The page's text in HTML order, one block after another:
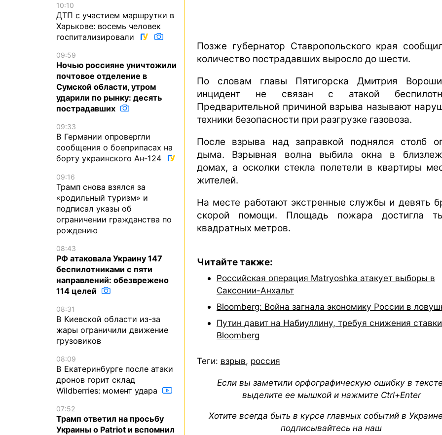
Позже губернатор Ставропольского края
количество пострадавших выросло до шести.
По словам главы Пятигорска Дмитрия
инцидент не связан с атакой
Предварительной причиной взрыва называют
техники безопасности при разгрузке газовоза.
После взрыва над заправкой поднялся столб
дыма. Взрывная волна выбила окна в
домах, а осколки стекла полетели в квартиры
жителей.
На месте работают экстренные службы и девять
скорой помощи. Площадь пожара достигла
квадратных метров.
Читайте также:
Российская операция Matryoshka атакует выборы в
Саксонии-Анхальт
Bloomberg: Война загнала экономику России в
Путин давит на Набиуллину, требуя снижения
Bloomberg
Теги: взрыв, россия
Если вы заметили орфографическую ошибку в
выделите ее мышкой и нажмите Ctrl+Enter
Хотите всегда быть в курсе главных событий в
подписывайтесь на наш
10:10
ДТП с участием маршрутки в
Харькове: восемь человек
госпитализировали
09:59
Ночью россияне уничтожили
почтовое отделение в
Сумской области, утром
ударили по рынку: десять
пострадавших
09:33
В Германии опровергли
сообщения о боеприпасах на
борту украинского Ан-124
09:16
Трамп снова взялся за
«родильный туризм» и
подписал указы об
ограничении гражданства по
рождению
08:43
РФ атаковала Украину 147
беспилотниками с пяти
направлений: обезврежено
114 целей
08:31
В Киевской области из-за
жары ограничили движение
грузовиков
08:09
В Екатеринбурге после атаки
дронов горит склад
Wildberries: момент удара
07:52
Трамп ответил на просьбу
Украины о Patriot и вспомнил